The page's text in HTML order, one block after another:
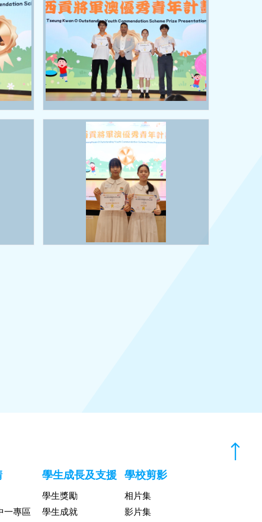
一專區
學生成長及支援
學生獎勵
學生成就
學校剪影
相片集
影片集